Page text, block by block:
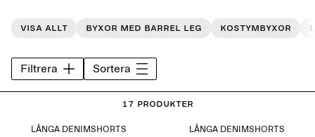
Visa allt
Byxor med barrel leg Kostymbyxor
Filtrera Sortera
17 Produkter
LÅNGA DENIMSHORTS
LÅNGA DENIMSHORTS